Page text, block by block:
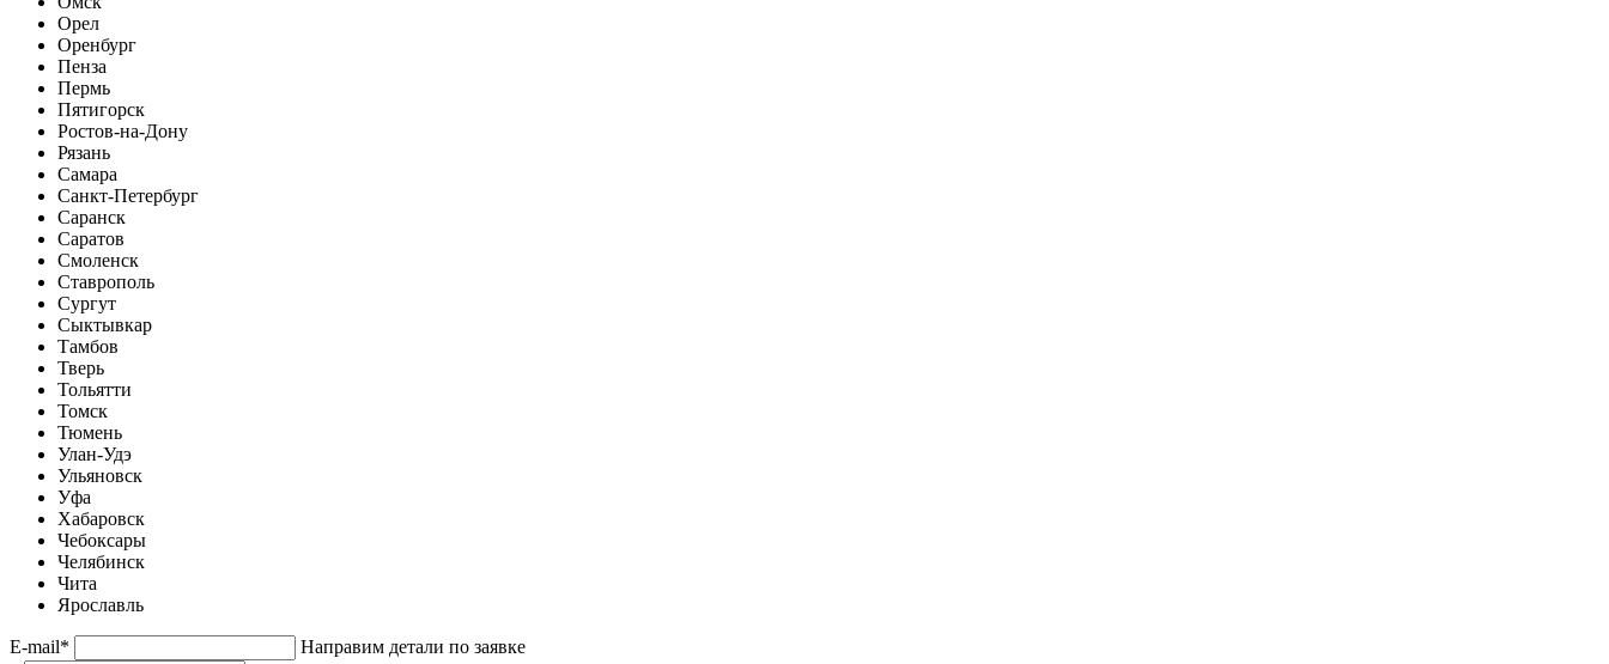
Орел
Оренбург
Пенза
Пермь
Пятигорск
Ростов-на-Дону
Рязань
Самара
Санкт-Петербург
Саранск
Саратов
Смоленск
Ставрополь
Сургут
Сыктывкар
Тамбов
Тверь
Тольятти
Томск
Тюмень
Улан-Удэ
Ульяновск
Уфа
Хабаровск
Чебоксары
Челябинск
Чита
Ярославль
E-mail*
Направим детали по заявке